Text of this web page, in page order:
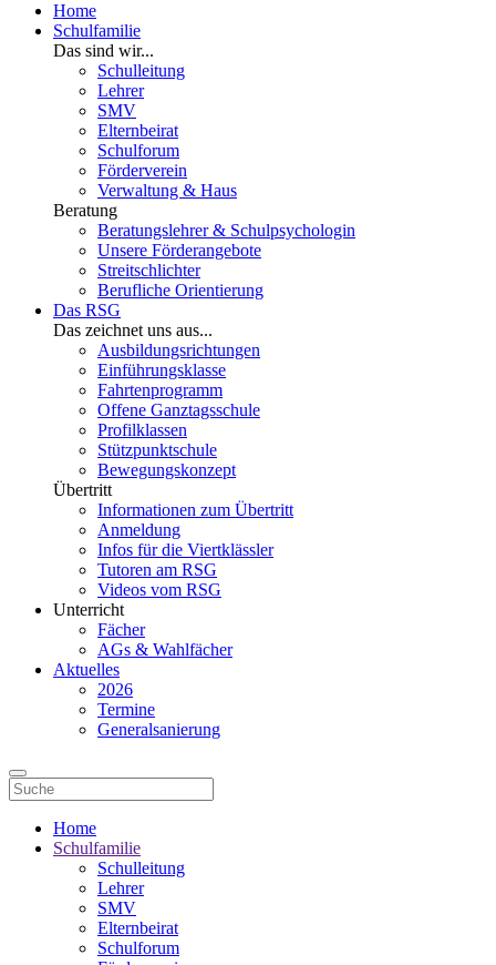
Home
Schulfamilie
Das sind wir...
Schulleitung
Lehrer
SMV
Elternbeirat
Schulforum
Förderverein
Verwaltung & Haus
Beratung
Beratungslehrer & Schulpsychologin
Unsere Förderangebote
Streitschlichter
Berufliche Orientierung
Das RSG
Das zeichnet uns aus...
Ausbildungsrichtungen
Einführungsklasse
Fahrtenprogramm
Offene Ganztagsschule
Profilklassen
Stützpunktschule
Bewegungskonzept
Übertritt
Informationen zum Übertritt
Anmeldung
Infos für die Viertklässler
Tutoren am RSG
Videos vom RSG
Unterricht
Fächer
AGs & Wahlfächer
Aktuelles
2026
Termine
Generalsanierung
Home
Schulfamilie
Schulleitung
Lehrer
SMV
Elternbeirat
Schulforum